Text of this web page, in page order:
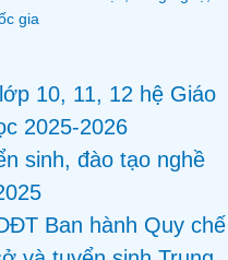
10, 11, 12 hệ Giáo
2025-2026
sinh, đào tạo nghề
Ban hành Quy chế